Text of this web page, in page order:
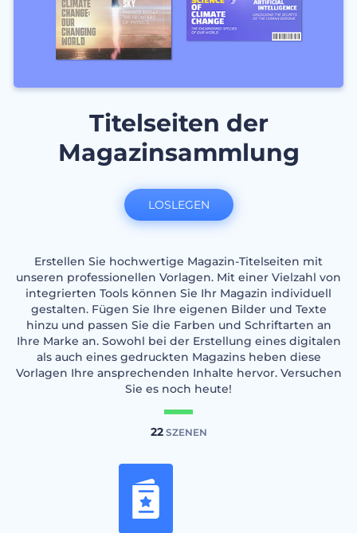
Titelseiten der
Magazinsammlung
Erstellen Sie hochwertige Magazin-Titelseiten mit
unseren professionellen Vorlagen. Mit einer Vielzahl von
integrierten Tools können Sie Ihr Magazin individuell
gestalten. Fügen Sie Ihre eigenen Bilder und Texte
hinzu und passen Sie die Farben und Schriftarten an
Ihre Marke an. Sowohl bei der Erstellung eines digitalen
als auch eines gedruckten Magazins heben diese
Vorlagen Ihre ansprechenden Inhalte hervor. Versuchen
Sie es noch heute!
22SZENEN
LOSLEGEN